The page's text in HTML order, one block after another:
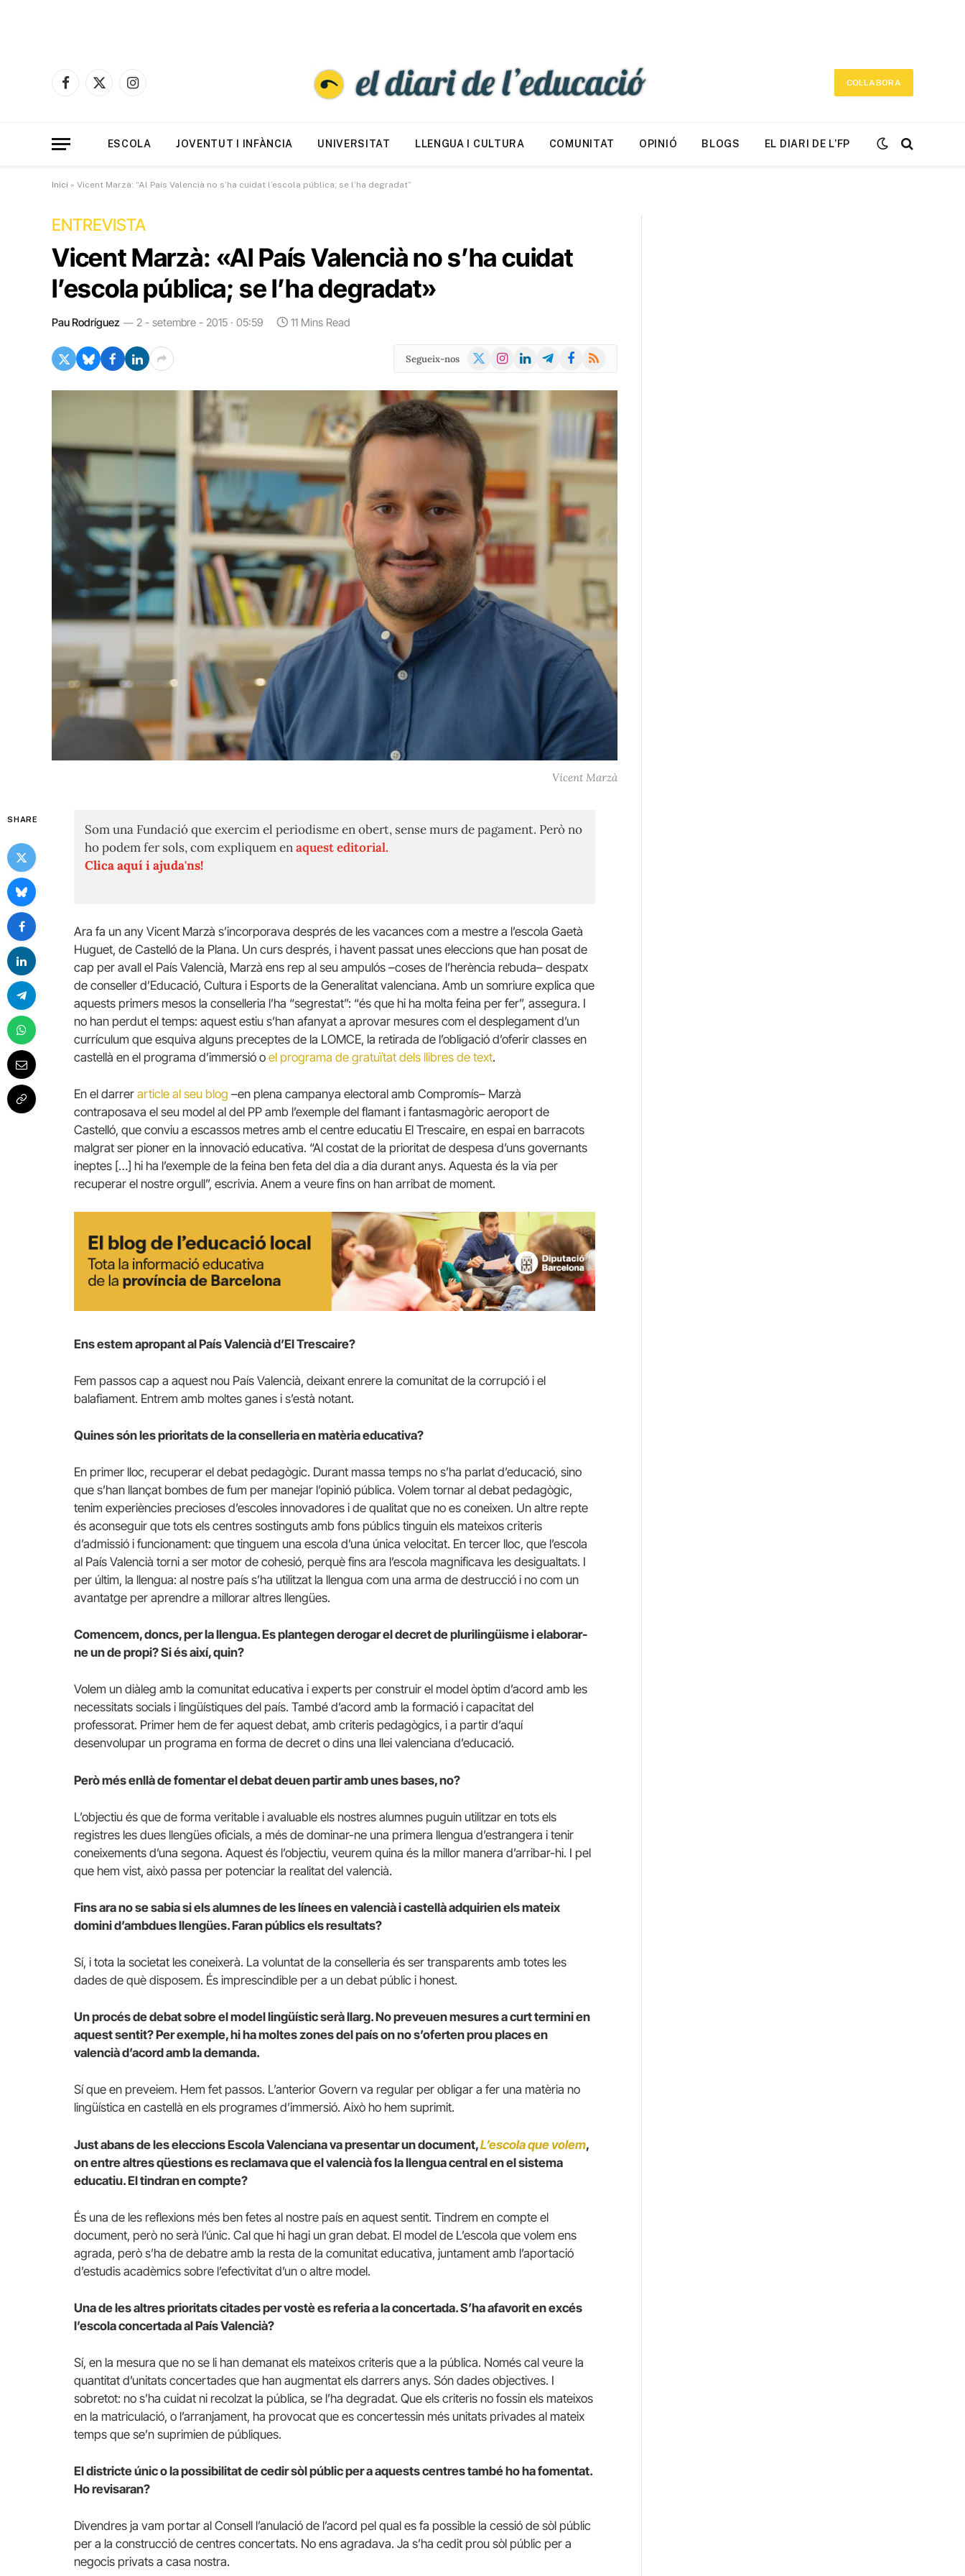
Facebook
X
Instagram
COL·LABORA
ESCOLA JOVENTUT I INFÀNCIA UNIVERSITAT LLENGUA I CULTURA COMUNITAT OPINIÓ BLOGS EL DIARI DE L’FP
Inici » Vicent Marzà: “Al País Valencià no s’ha cuidat l’escola pública; se l’ha degradat”
ENTREVISTA
Vicent Marzà: «Al País Valencià no s’ha cuidat
l’escola pública; se l’ha degradat»
Pau Rodríguez 2 - setembre - 2015 · 05:59 11 Mins Read
Segueix-nos
X
Instagram
LinkedInTelegramFacebook
RSS
Vicent Marzà
SHARE
Som una Fundació que exercim el periodisme en obert, sense murs de pagament. Però no
ho podem fer sols, com expliquem enaquest editorial.
Clica aquí i ajuda'ns!
Ara fa un any Vicent Marzà s’incorporava després de les vacances com a mestre a l’escola Gaetà
Huguet, de Castelló de la Plana. Un curs després, i havent passat unes eleccions que han posat de
cap per avall el País Valencià, Marzà ens rep al seu ampulós –coses de l’herència rebuda– despatx
de conseller d’Educació, Cultura i Esports de la Generalitat valenciana. Amb un somriure explica que
aquests primers mesos la conselleria l’ha “segrestat”: “és que hi ha molta feina per fer”, assegura. I
no han perdut el temps: aquest estiu s’han afanyat a aprovar mesures com el desplegament d’un
currículum que esquiva alguns preceptes de la LOMCE, la retirada de l’obligació d’oferir classes en
castellà en el programa d’immersió o el programa de gratuïtat dels llibres de text.
En el darrer article al seu blog –en plena campanya electoral amb Compromís– Marzà
contraposava el seu model al del PP amb l’exemple del flamant i fantasmagòric aeroport de
Castelló, que conviu a escassos metres amb el centre educatiu El Trescaire, en espai en barracots
malgrat ser pioner en la innovació educativa. “Al costat de la prioritat de despesa d’uns governants
ineptes […] hi ha l’exemple de la feina ben feta del dia a dia durant anys. Aquesta és la via per
recuperar el nostre orgull”, escrivia. Anem a veure fins on han arribat de moment.
Ens estem apropant al País Valencià d’El Trescaire?
Fem passos cap a aquest nou País Valencià, deixant enrere la comunitat de la corrupció i el
balafiament. Entrem amb moltes ganes i s’està notant.
Quines són les prioritats de la conselleria en matèria educativa?
En primer lloc, recuperar el debat pedagògic. Durant massa temps no s’ha parlat d’educació, sino
que s’han llançat bombes de fum per manejar l’opinió pública. Volem tornar al debat pedagògic,
tenim experiències precioses d’escoles innovadores i de qualitat que no es coneixen. Un altre repte
és aconseguir que tots els centres sostinguts amb fons públics tinguin els mateixos criteris
d’admissió i funcionament: que tinguem una escola d’una única velocitat. En tercer lloc, que l’escola
al País Valencià torni a ser motor de cohesió, perquè fins ara l’escola magnificava les desigualtats. I
per últim, la llengua: al nostre país s’ha utilitzat la llengua com una arma de destrucció i no com un
avantatge per aprendre a millorar altres llengües.
Comencem, doncs, per la llengua. Es plantegen derogar el decret de plurilingüisme i elaborar-
ne un de propi? Si és així, quin?
Volem un diàleg amb la comunitat educativa i experts per construir el model òptim d’acord amb les
necessitats socials i lingüístiques del país. També d’acord amb la formació i capacitat del
professorat. Primer hem de fer aquest debat, amb criteris pedagògics, i a partir d’aquí
desenvolupar un programa en forma de decret o dins una llei valenciana d’educació.
Però més enllà de fomentar el debat deuen partir amb unes bases, no?
L’objectiu és que de forma veritable i avaluable els nostres alumnes puguin utilitzar en tots els
registres les dues llengües oficials, a més de dominar-ne una primera llengua d’estrangera i tenir
coneixements d’una segona. Aquest és l’objectiu, veurem quina és la millor manera d’arribar-hi. I pel
que hem vist, això passa per potenciar la realitat del valencià.
Fins ara no se sabia si els alumnes de les línees en valencià i castellà adquirien els mateix
domini d’ambdues llengües. Faran públics els resultats?
Sí, i tota la societat les coneixerà. La voluntat de la conselleria és ser transparents amb totes les
dades de què disposem. És imprescindible per a un debat públic i honest.
Un procés de debat sobre el model lingüístic serà llarg. No preveuen mesures a curt termini en
aquest sentit? Per exemple, hi ha moltes zones del país on no s’oferten prou places en
valencià d’acord amb la demanda.
Sí que en preveiem. Hem fet passos. L’anterior Govern va regular per obligar a fer una matèria no
lingüística en castellà en els programes d’immersió. Això ho hem suprimit.
Just abans de les eleccions Escola Valenciana va presentar un document,L’escola que volem,
on entre altres qüestions es reclamava que el valencià fos la llengua central en el sistema
educatiu. El tindran en compte?
És una de les reflexions més ben fetes al nostre país en aquest sentit. Tindrem en compte el
document, però no serà l’únic. Cal que hi hagi un gran debat. El model de L’escola que volem ens
agrada, però s’ha de debatre amb la resta de la comunitat educativa, juntament amb l’aportació
d’estudis acadèmics sobre l’efectivitat d’un o altre model.
Una de les altres prioritats citades per vostè es referia a la concertada. S’ha afavorit en excés
l’escola concertada al País Valencià?
Sí, en la mesura que no se li han demanat els mateixos criteris que a la pública. Només cal veure la
quantitat d’unitats concertades que han augmentat els darrers anys. Són dades objectives. I
sobretot: no s’ha cuidat ni recolzat la pública, se l’ha degradat. Que els criteris no fossin els mateixos
en la matriculació, o l’arranjament, ha provocat que es concertessin més unitats privades al mateix
temps que se’n suprimien de públiques.
El districte únic o la possibilitat de cedir sòl públic per a aquests centres també ho ha fomentat.
Ho revisaran?
Divendres ja vam portar al Consell l’anulació de l’acord pel qual es fa possible la cessió de sòl públic
per a la construcció de centres concertats. No ens agradava. Ja s’ha cedit prou sòl públic per a
negocis privats a casa nostra.